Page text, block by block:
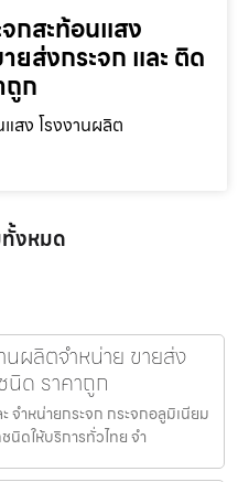
กสะท้อนแสง
ยส่งกระจก และ ติด
ถูก
สง โรงงานผลิต
งหมด
นผลิตจำหน่าย ขายส่ง
นิด ราคาถูก
จำหน่ายกระจก กระจกอลูมิเนียม
นิดให้บริการทั่วไทย จำ